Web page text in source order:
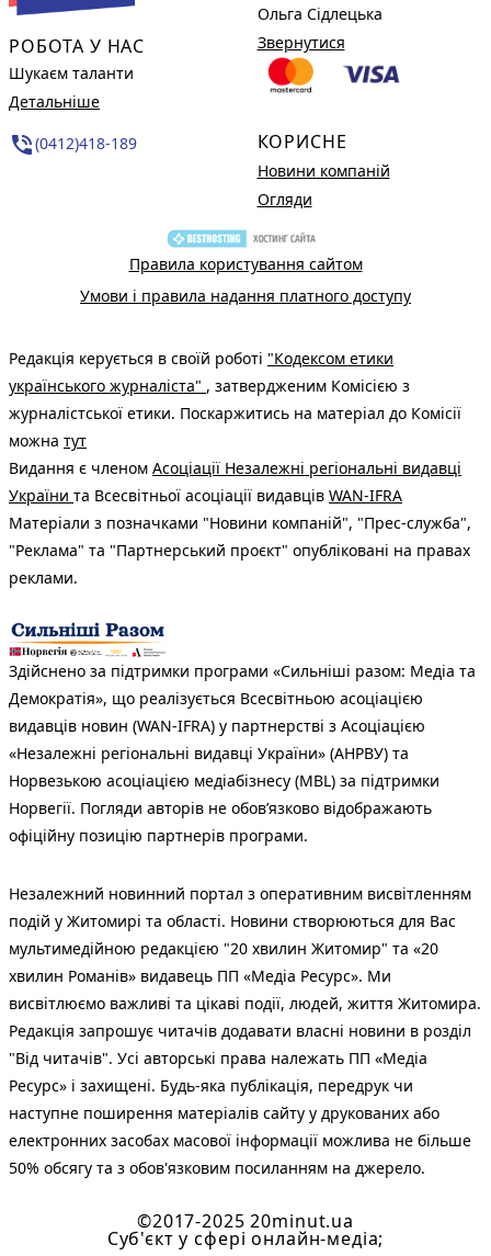
РОБОТА У НАС
Шукаєм таланти
Детальніше
phone_in_talk(0412)418-189
Ольга Сідлецька
Звернутися
КОРИСНЕ
Новини компаній
Огляди
Правила користування сайтом
Умови і правила надання платного доступу
Редакція керується в своїй роботі "Кодексом етики
українського журналіста" , затвердженим Комісією з
журналістської етики. Поскаржитись на матеріал до Комісії
можна тут
Видання є членом Асоціації Незалежні регіональні видавці
України та Всесвітньої асоціації видавців WAN-IFRA
Матеріали з позначками "Новини компаній", "Прес-служба",
"Реклама" та "Партнерський проєкт" опубліковані на правах
реклами.
Здійснено за підтримки програми «Сильніші разом: Медіа та
Демократія», що реалізується Всесвітньою асоціацією
видавців новин (WAN-IFRA) у партнерстві з Асоціацією
«Незалежні регіональні видавці України» (АНРВУ) та
Норвезькою асоціацією медіабізнесу (MBL) за підтримки
Норвегії. Погляди авторів не обов’язково відображають
офіційну позицію партнерів програми.
Незалежний новинний портал з оперативним висвітленням
подій у Житомирі та області. Новини створюються для Вас
мультимедійною редакцією "20 хвилин Житомир" та «20
хвилин Романів» видавець ПП «Медіа Ресурс». Ми
висвітлюємо важливі та цікаві події, людей, життя Житомира.
Редакція запрошує читачів додавати власні новини в розділ
"Від читачів". Усі авторські права належать ПП «Медіа
Ресурс» і захищені. Будь-яка публiкацiя, передрук чи
наступне поширення матеріалів сайту у друкованих або
електронних засобах масової інформації можлива не більше
50% обсягу та з обов'язковим посиланням на джерело.
©2017-2025 20minut.ua
Cуб'єкт у сфері онлайн-медіа;